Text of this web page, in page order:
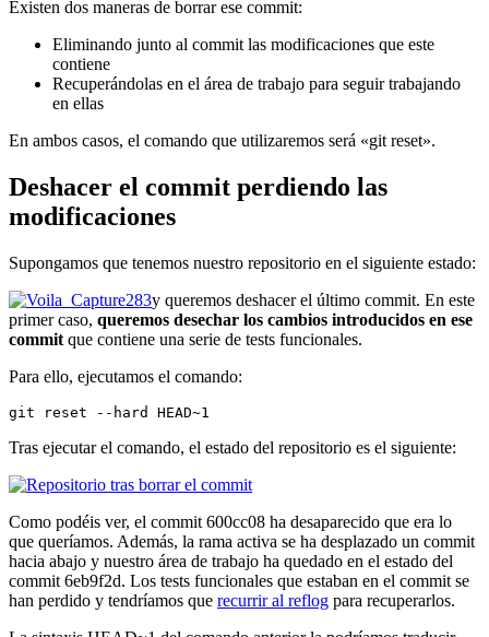
Existen dos maneras de borrar ese commit:
Eliminando junto al commit las modificaciones que este
contiene
Recuperándolas en el área de trabajo para seguir trabajando
en ellas
En ambos casos, el comando que utilizaremos será «git reset».
Deshacer el commit perdiendo las
modificaciones
Supongamos que tenemos nuestro repositorio en el siguiente estado:
y queremos deshacer el último commit. En este
primer caso, queremos desechar los cambios introducidos en ese
commit que contiene una serie de tests funcionales.
Para ello, ejecutamos el comando:
git reset --hard HEAD~1
Tras ejecutar el comando, el estado del repositorio es el siguiente:
Como podéis ver, el commit 600cc08 ha desaparecido que era lo
que queríamos. Además, la rama activa se ha desplazado un commit
hacia abajo y nuestro área de trabajo ha quedado en el estado del
commit 6eb9f2d. Los tests funcionales que estaban en el commit se
han perdido y tendríamos que recurrir al reflog para recuperarlos.